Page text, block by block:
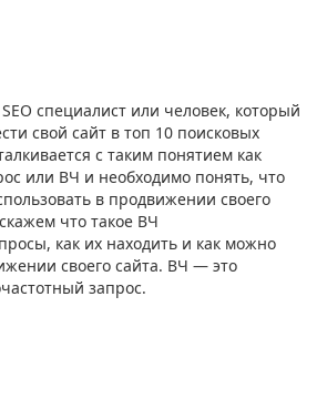
специалист или человек, который
свой сайт в топ 10 поисковых
с таким понятием как
или ВЧ и необходимо понять, что
в продвижении своего
что такое ВЧ
как их находить и как можно
своего сайта. ВЧ — это
запрос.